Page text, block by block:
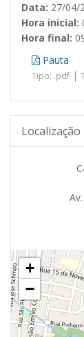
Data: 27/04/
Hora inicial:
Hora final:
Pauta
Tipo: .pdf |
Localização
+
−